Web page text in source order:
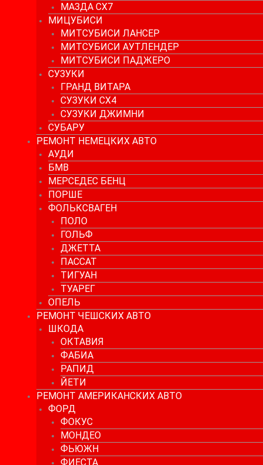
МАЗДА СХ7
МИЦУБИСИ
МИТСУБИСИ ЛАНСЕР
МИТСУБИСИ АУТЛЕНДЕР
МИТСУБИСИ ПАДЖЕРО
СУЗУКИ
ГРАНД ВИТАРА
СУЗУКИ СХ4
СУЗУКИ ДЖИМНИ
СУБАРУ
РЕМОНТ НЕМЕЦКИХ АВТО
АУДИ
БМВ
МЕРСЕДЕС БЕНЦ
ПОРШЕ
ФОЛЬКСВАГЕН
ПОЛО
ГОЛЬФ
ДЖЕТТА
ПАССАТ
ТИГУАН
ТУАРЕГ
ОПЕЛЬ
РЕМОНТ ЧЕШСКИХ АВТО
ШКОДА
ОКТАВИЯ
ФАБИА
РАПИД
ЙЕТИ
РЕМОНТ АМЕРИКАНСКИХ АВТО
ФОРД
ФОКУС
МОНДЕО
ФЬЮЖН
ФИЕСТА